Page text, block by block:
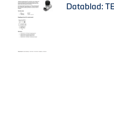
Datablad: